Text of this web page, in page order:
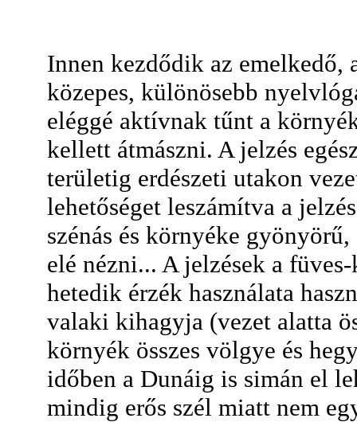
Innen kezdődik az
közepes, különösebb
eléggé aktívnak tűnt a
kellett átmászni. A jelzés
területig erdészeti utakon
lehetőséget leszámítva a
szénás és környéke
elé nézni... A jelzések a
hetedik érzék használata
valaki kihagyja (vezet alatta
környék összes völgye és
időben a Dunáig is simán el
mindig erős szél miatt nem